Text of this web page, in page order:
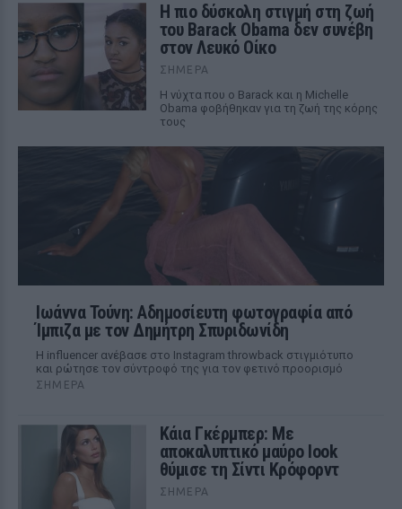
Η πιο δύσκολη στιγμή στη ζωή
του Barack Obama δεν συνέβη
στον Λευκό Οίκο
ΣΉΜΕΡΑ
Η νύχτα που ο Barack και η Michelle
Obama φοβήθηκαν για τη ζωή της κόρης
τους
Ιωάννα Τούνη: Αδημοσίευτη φωτογραφία από
Ίμπιζα με τον Δημήτρη Σπυριδωνίδη
Η influencer ανέβασε στο Instagram throwback στιγμιότυπο
και ρώτησε τον σύντροφό της για τον φετινό προορισμό
ΣΉΜΕΡΑ
Κάια Γκέρμπερ: Με
αποκαλυπτικό μαύρο look
θύμισε τη Σίντι Κρόφορντ
ΣΉΜΕΡΑ